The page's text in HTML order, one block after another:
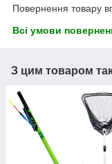
Повернення товару
Всі умови
З цим товаром